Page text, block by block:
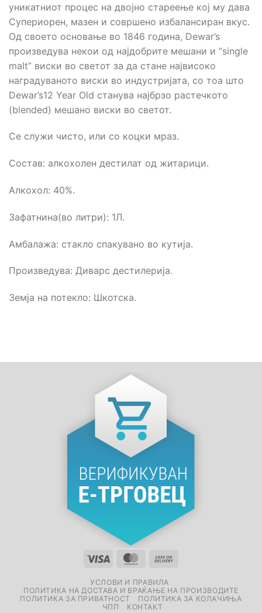
уникатниот процес на двојно стареење кој му дава
Супериорен, мазен и совршено избалансиран вкус.
Од своето основање во 1846 година, Dewar’s
произведува некои од најдобрите мешани и “single
malt” виски во светот за да стане највисоко
наградуваното виски во индустријата, со тоа што
Dewar’s12 Year Old станува најбрзо растечкото
(blended) мешано виски во светот.
Се служи чисто, или со коцки мраз.
Состав: алкохолен дестилат од житарици.
Алкохол: 40%.
Зафатнина(во литри): 1Л.
Амбалажа: стакло спакувано во кутија.
Произведува: Диварс дестилерија.
Земја на потекло: Шкотска.
УСЛОВИ И ПРАВИЛА
ПОЛИТИКА НА ДОСТАВА И ВРАЌАЊЕ НА ПРОИЗВОДИТЕ
ПОЛИТИКА ЗА ПРИВАТНОСТ
ПОЛИТИКА ЗА КОЛАЧИЊА
ЧПП
КОНТАКТ